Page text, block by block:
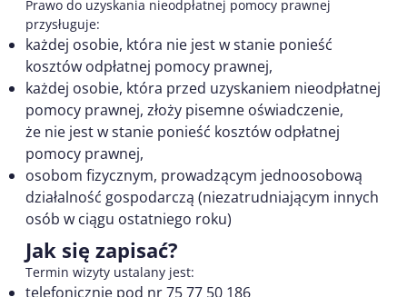
Prawo do uzyskania nieodpłatnej pomocy prawnej
przysługuje:
każdej osobie, która nie jest w stanie ponieść
kosztów odpłatnej pomocy prawnej,
każdej osobie, która przed uzyskaniem nieodpłatnej
pomocy prawnej, złoży pisemne oświadczenie,
że nie jest w stanie ponieść kosztów odpłatnej
pomocy prawnej,
osobom fizycznym, prowadzącym jednoosobową
działalność gospodarczą (niezatrudniającym innych
osób w ciągu ostatniego roku)
Jak się zapisać?
Termin wizyty ustalany jest:
telefonicznie pod nr 75 77 50 186